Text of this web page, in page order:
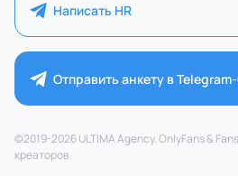
Написать HR
Отправить анкету в
©2019-2026 ULTIMA Agency. OnlyFans &
креаторов